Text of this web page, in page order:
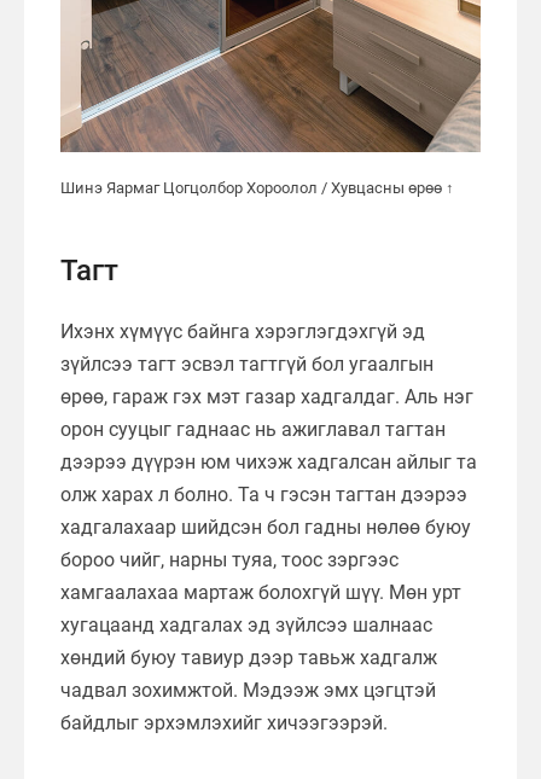
Шинэ Яармаг Цогцолбор Хороолол / Хувцасны өрөө ↑
Тагт
Ихэнх хүмүүс байнга хэрэглэгдэхгүй эд
зүйлсээ тагт эсвэл тагтгүй бол угаалгын
өрөө, гараж гэх мэт газар хадгалдаг. Аль нэг
орон сууцыг гаднаас нь ажиглавал тагтан
дээрээ дүүрэн юм чихэж хадгалсан айлыг та
олж харах л болно. Та ч гэсэн тагтан дээрээ
хадгалахаар шийдсэн бол гадны нөлөө буюу
бороо чийг, нарны туяа, тоос зэргээс
хамгаалахаа мартаж болохгүй шүү. Мөн урт
хугацаанд хадгалах эд зүйлсээ шалнаас
хөндий буюу тавиур дээр тавьж хадгалж
чадвал зохимжтой. Мэдээж эмх цэгцтэй
байдлыг эрхэмлэхийг хичээгээрэй.